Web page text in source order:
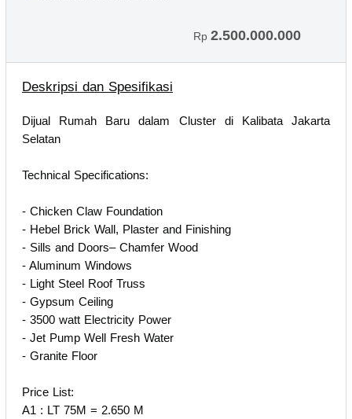
Rp 2.500.000.000
Deskripsi dan Spesifikasi
Dijual Rumah Baru dalam Cluster di Kalibata Jakarta
Selatan
Technical Specifications:
- Chicken Claw Foundation
- Hebel Brick Wall, Plaster and Finishing
- Sills and Doors– Chamfer Wood
- Aluminum Windows
- Light Steel Roof Truss
- Gypsum Ceiling
- 3500 watt Electricity Power
- Jet Pump Well Fresh Water
- Granite Floor
Price List:
A1 : LT 75M = 2.650 M